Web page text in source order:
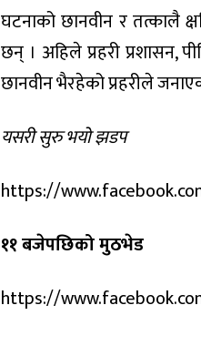
घटनाको छानवीन र तत्कालै
छन् । अहिले प्रहरी प्रशासन,
छानवीन भैरहेको प्रहरीले
यसरी सुरु भयो झडप
https://
११ बजेपछिको मुठभेड
https://